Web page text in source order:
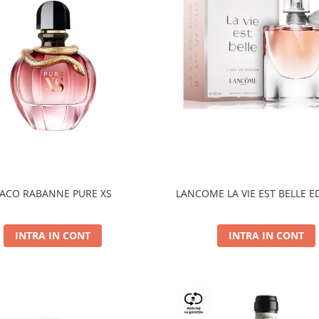
RABANNE PURE XS
INTRA IN CONT
LANCOME LA VIE EST BELLE
INTRA IN CONT